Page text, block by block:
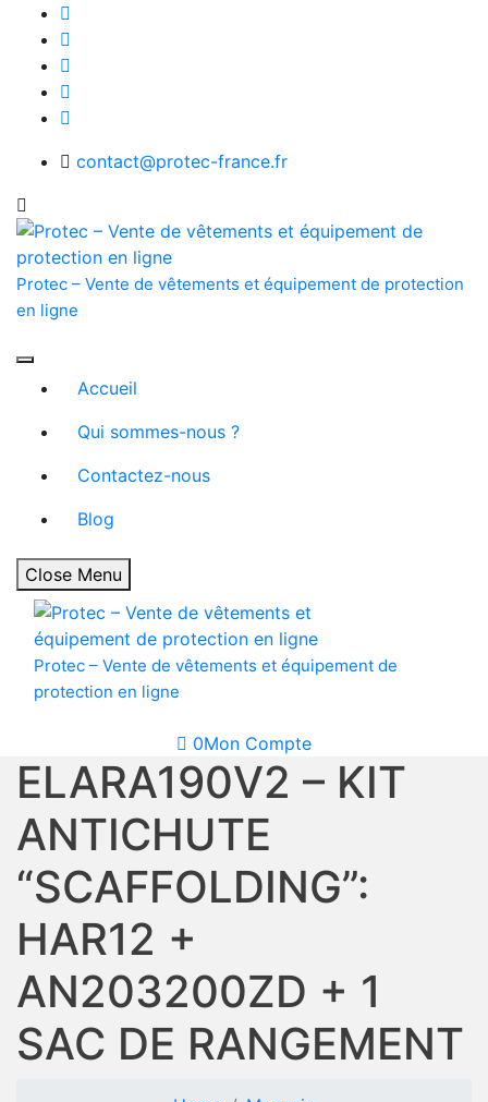
content
contact@protec-france.fr
Protec – Vente de vêtements et équipement de protection
en ligne
Accueil
Qui sommes-nous ?
Contactez-nous
Blog
Close Menu
Protec – Vente de vêtements et équipement de
protection en ligne
0Mon Compte
ELARA190V2 – KIT
ANTICHUTE
“SCAFFOLDING”:
HAR12 +
AN203200ZD + 1
SAC DE RANGEMENT